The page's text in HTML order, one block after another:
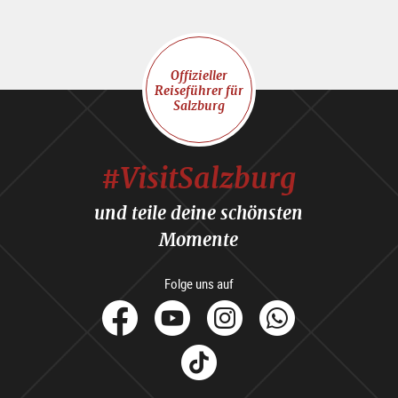
Offizieller
Reiseführer für
Salzburg
#VisitSalzburg
und teile deine schönsten
Momente
Folge uns auf
facebook
YoutubeInstagram
Tik